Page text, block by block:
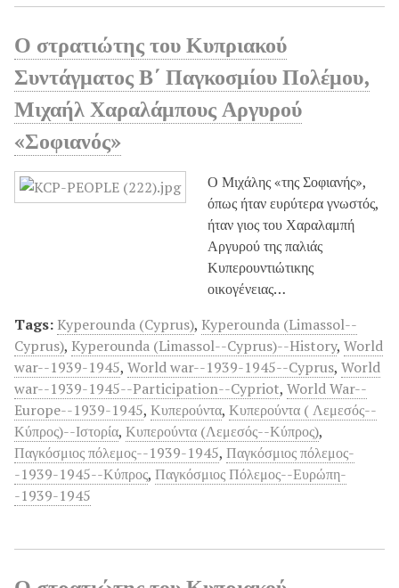
Ο στρατιώτης του Κυπριακού
Συντάγματος Β΄ Παγκοσμίου Πολέμου,
Μιχαήλ Χαραλάμπους Αργυρού
«Σοφιανός»
Ο Μιχάλης «της Σοφιανής»,
όπως ήταν ευρύτερα γνωστός,
ήταν γιος του Χαραλαμπή
Αργυρού της παλιάς
Κυπερουντιώτικης
οικογένειας…
Tags: Kyperounda (Cyprus), Kyperounda (Limassol--
Cyprus), Kyperounda (Limassol--Cyprus)--History, World
war--1939-1945, World war--1939-1945--Cyprus, World
war--1939-1945--Participation--Cypriot, World War--
Europe--1939-1945, Κυπερούντα, Κυπερούντα ( Λεμεσός--
Κύπρος)--Ιστορία, Κυπερούντα (Λεμεσός--Κύπρος),
Παγκόσμιος πόλεμος--1939-1945, Παγκόσμιος πόλεμος-
-1939-1945--Κύπρος, Παγκόσμιος Πόλεμος--Ευρώπη-
-1939-1945